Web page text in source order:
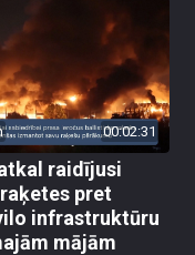
00:02:31
raidījusi
pret
infrastruktūru
mājām